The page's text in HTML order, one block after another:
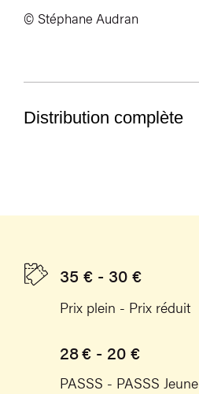
© Stéphane Audran
Distribution complète
35 € - 30 €
Prix plein - Prix réduit
28 € - 20 €
PASSS - PASSS Jeune